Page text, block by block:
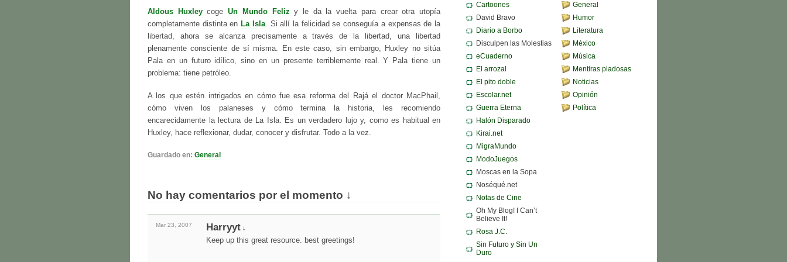
Aldous HuxleycogeUn Mundo Feliz y le da la vuelta para crear otra utopía
completamente distinta en La Isla. Si allí la felicidad se conseguía a expensas de la
libertad, ahora se alcanza precisamente a través de la libertad, una libertad
plenamente consciente de sí misma. En este caso, sin embargo, Huxley no sitúa
Pala en un futuro idílico, sino en un presente terriblemente real. Y Pala tiene un
problema: tiene petróleo.
A los que estén intrigados en cómo fue esa reforma del Rajá el doctor MacPhail,
cómo viven los palaneses y cómo termina la historia, les recomiendo
encarecidamente la lectura de La Isla. Es un verdadero lujo y, como es habitual en
Huxley, hace reflexionar, dudar, conocer y disfrutar. Todo a la vez.
Guardado en: General
No hay comentarios por el momento ↓
Mar 23, 2007 Harryyt ↓
Keep up this great resource. best greetings!
Cartoones
David Bravo
Diario a Borbo
Disculpen las Molestias
eCuaderno
El arrozal
El pito doble
Escolar.net
Guerra Eterna
Halón Disparado
Kirai.net
MigraMundo
ModoJuegos
Moscas en la Sopa
Noséqué.net
Notas de Cine
Oh My Blog! I Can’t
Believe It!
Rosa J.C.
Sin Futuro y Sin Un
Duro
General
Humor
Literatura
México
Música
Mentiras piadosas
Noticias
Opinión
Política